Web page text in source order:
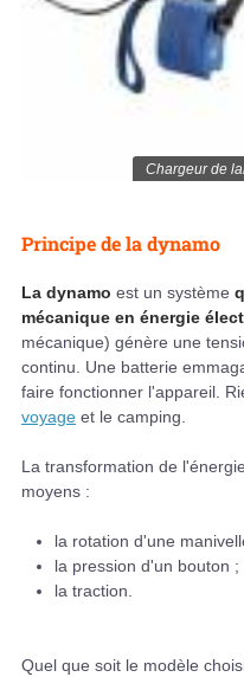
Chargeur de
Principe de la dynamo
La dynamo est un système
mécanique en énergie
mécanique) génère une
continu. Une batterie
faire fonctionner l'appareil.
voyage et le camping.
La transformation de
moyens :
la rotation d'une
la pression d'un bouton ;
la traction.
Quel que soit le modèle